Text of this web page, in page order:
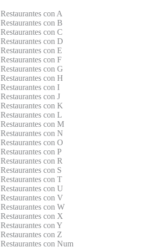
Restaurantes con A
Restaurantes con B
Restaurantes con C
Restaurantes con D
Restaurantes con E
Restaurantes con F
Restaurantes con G
Restaurantes con H
Restaurantes con I
Restaurantes con J
Restaurantes con K
Restaurantes con L
Restaurantes con M
Restaurantes con N
Restaurantes con O
Restaurantes con P
Restaurantes con R
Restaurantes con S
Restaurantes con T
Restaurantes con U
Restaurantes con V
Restaurantes con W
Restaurantes con X
Restaurantes con Y
Restaurantes con Z
Restaurantes con Num